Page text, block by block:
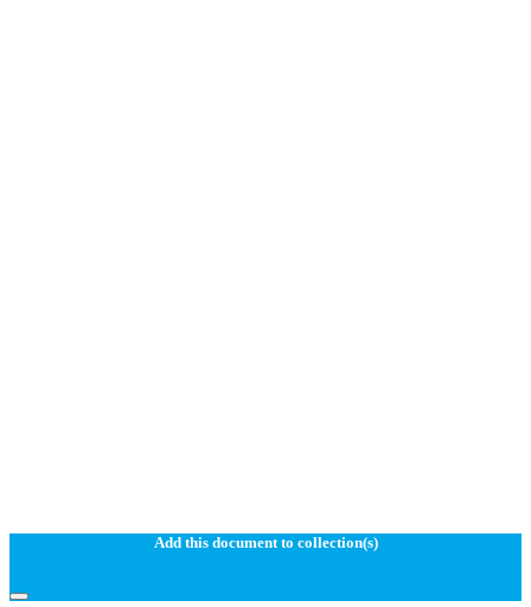
Add this document to collection(s)